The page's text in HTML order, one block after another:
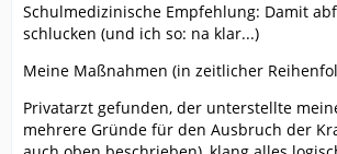
Schulmedizinische Empfehlung: Damit
schlucken (und ich so: na klar...)
Meine Maßnahmen (in zeitlicher
Privatarzt gefunden, der unterstellte
mehrere Gründe für den Ausbruch der